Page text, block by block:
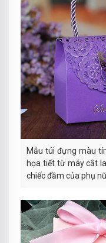
Mẫu túi đựng màu
họa tiết từ máy cắt
chiếc đầm của phụ